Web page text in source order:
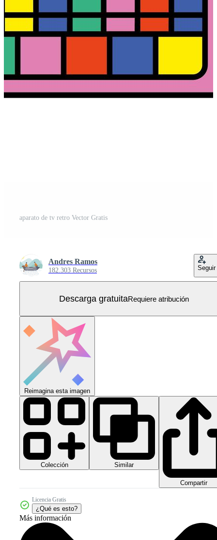
aparato de tv retro Vector Gratis
Andres Ramos
182.303 Recursos Seguir
Descarga gratuitaRequiere atribución
Reimagina esta imagen
Colección Similar
Compartir
Licencia Gratis
¿Qué es esto?
Más información